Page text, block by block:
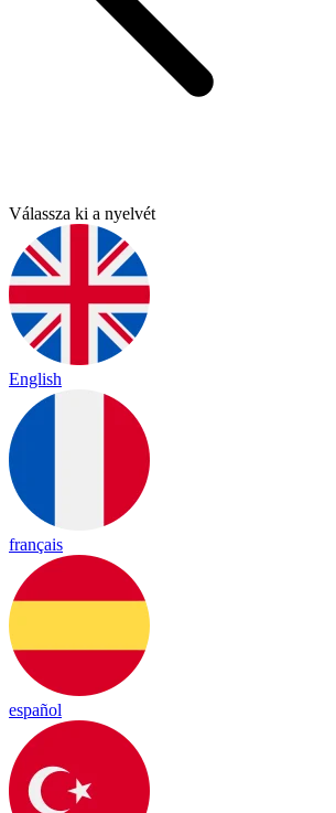
Válassza ki a nyelvét
English
français
español